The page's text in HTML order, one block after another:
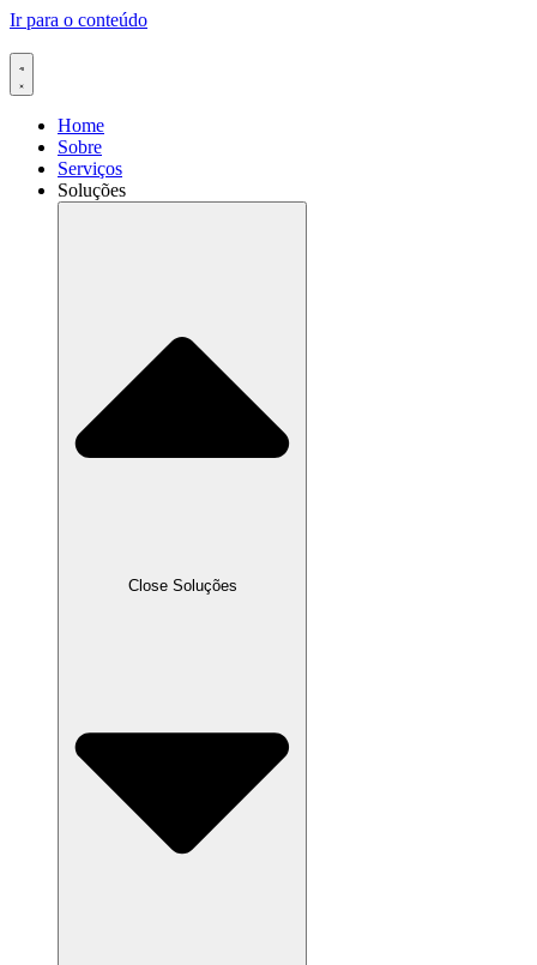
Ir para o conteúdo
Home
Sobre
Serviços
Soluções
Close Soluções